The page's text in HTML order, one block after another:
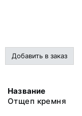
Добавить в заказ
Название
Отщеп кремня